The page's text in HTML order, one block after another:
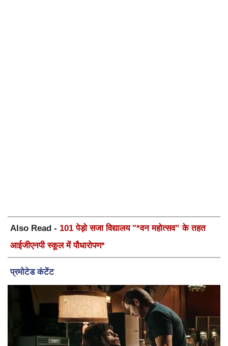
Also Read - 101 पेड़ो सजा विद्यालय "*वन महोत्सव” के तहत
आईजीएनपी स्कूल में पौधारोपण*